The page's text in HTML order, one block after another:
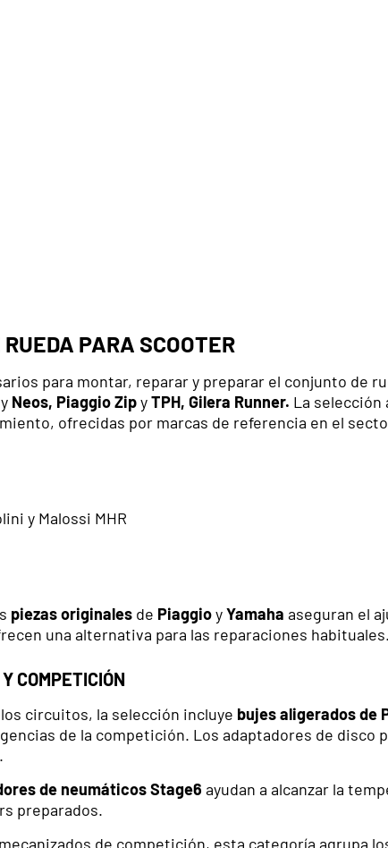
PARA SCOOTER
para montar, reparar y preparar el conjunto de
y Neos, Piaggio ZipyTPH, Gilera Runner. La selección
ofrecidas por marcas de referencia en el
y Malossi MHR
piezas originales de PiaggioyYamaha aseguran el
una alternativa para las reparaciones
COMPETICIÓN
circuitos, la selección incluye bujes aligerados de
de la competición. Los adaptadores de
de neumáticos Stage6 ayudan a alcanzar la
preparados.
de competición, esta categoría agrupa